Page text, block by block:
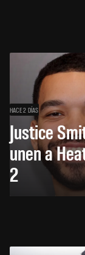
HACE 2 DÍAS
Justice
unen a
2